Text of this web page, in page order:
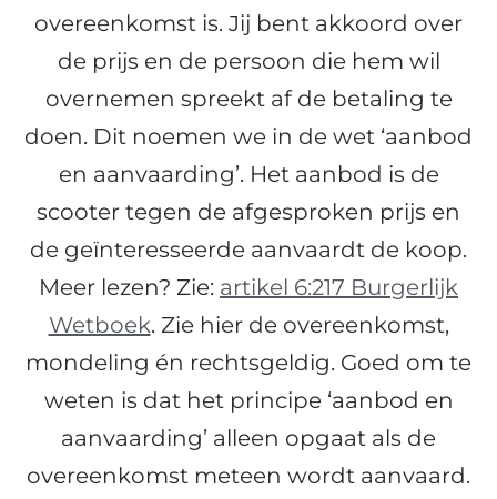
overeenkomst is. Jij bent akkoord over
de prijs en de persoon die hem wil
overnemen spreekt af de betaling te
doen. Dit noemen we in de wet ‘aanbod
en aanvaarding’. Het aanbod is de
scooter tegen de afgesproken prijs en
de geïnteresseerde aanvaardt de koop.
Meer lezen? Zie: artikel 6:217 Burgerlijk
Wetboek. Zie hier de overeenkomst,
mondeling én rechtsgeldig. Goed om te
weten is dat het principe ‘aanbod en
aanvaarding’ alleen opgaat als de
overeenkomst meteen wordt aanvaard.